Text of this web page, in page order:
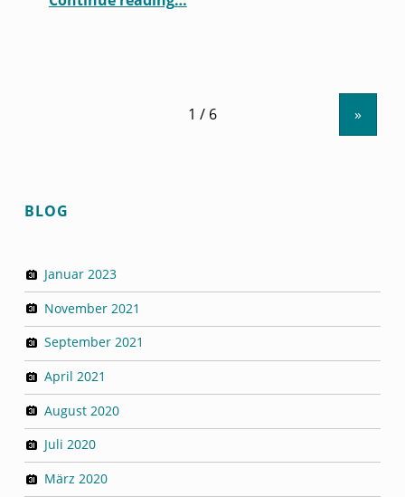
»
BLOG
Januar 2023
November 2021
September 2021
April 2021
August 2020
Juli 2020
März 2020